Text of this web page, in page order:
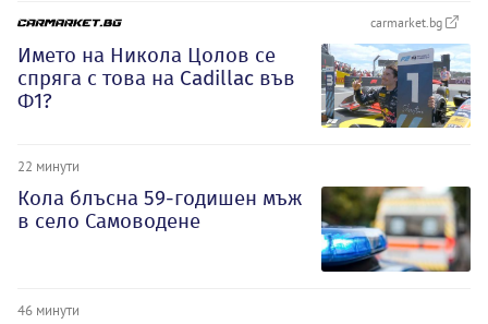
carmarket.bg
Името на Никола Цолов се
спряга с това на Cadillac във
Ф1?
22 минути
Кола блъсна 59-годишен мъж
в село Самоводене
46 минути